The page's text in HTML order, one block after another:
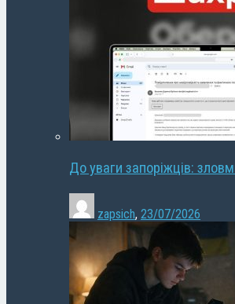
До уваги запоріжців:
zapsich, 23/07/2026